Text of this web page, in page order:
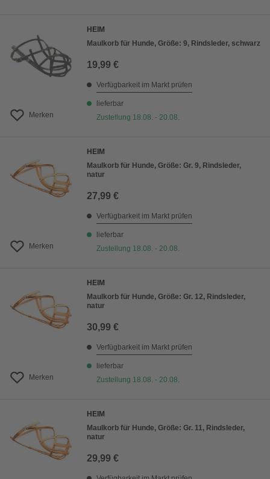
Merken
HEIM
Maulkorb für Hunde, Größe: 9, Rindsleder, schwarz
19,99 €
Verfügbarkeit im Markt prüfen
lieferbar
Zustellung 18.08. - 20.08.
Merken
HEIM
Maulkorb für Hunde, Größe: Gr. 9, Rindsleder,
natur
27,99 €
Verfügbarkeit im Markt prüfen
lieferbar
Zustellung 18.08. - 20.08.
Merken
HEIM
Maulkorb für Hunde, Größe: Gr. 12, Rindsleder,
natur
30,99 €
Verfügbarkeit im Markt prüfen
lieferbar
Zustellung 18.08. - 20.08.
HEIM
Maulkorb für Hunde, Größe: Gr. 11, Rindsleder,
natur
29,99 €